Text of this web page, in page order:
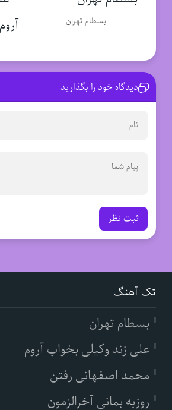
بسطام تهران
دیدگاه خود را بگذارید
ثبت نظر
تک آهنگ
بسطام تهران
علی زند وکیلی بخواب آروم
محمد اصفهانی رفتن
روزبه بمانی آخرالزمون